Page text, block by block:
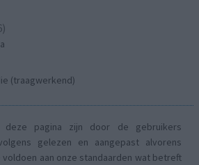
(traagwerkend)
pagina zijn door de gebruikers
gelezen en aangepast alvorens
aan onze standaarden wat betreft